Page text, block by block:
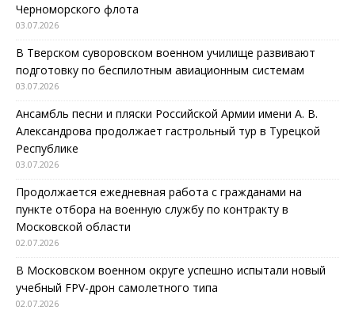
Черноморского флота
03.07.2026
В Тверском суворовском военном училище развивают
подготовку по беспилотным авиационным системам
03.07.2026
Ансамбль песни и пляски Российской Армии имени А. В.
Александрова продолжает гастрольный тур в Турецкой
Республике
03.07.2026
Продолжается ежедневная работа с гражданами на
пункте отбора на военную службу по контракту в
Московской области
02.07.2026
В Московском военном округе успешно испытали новый
учебный FPV-дрон самолетного типа
02.07.2026